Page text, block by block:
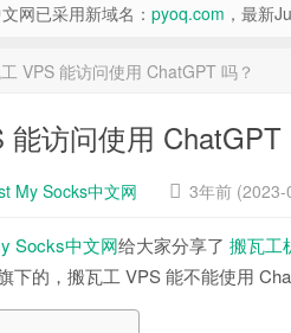
网已采用新域名： pyoq.com ，最新
VPS 能访问使用 ChatGPT 吗？
能访问使用 ChatGPT
My Socks中文网 3年前
Socks中文网给大家分享了 搬瓦工
下的，搬瓦工 VPS 能不能使用